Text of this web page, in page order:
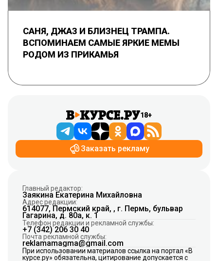
САНЯ, ДЖАЗ И БЛИЗНЕЦ ТРАМПА.
ВСПОМИНАЕМ САМЫЕ ЯРКИЕ МЕМЫ
РОДОМ ИЗ ПРИКАМЬЯ
18+
Заказать рекламу
Главный редактор:
Заякина Екатерина Михайловна
Адрес редакции:
614077, Пермский край, , г. Пермь, бульвар
Гагарина, д. 80а, к. 1
Телефон редакции и рекламной службы:
+7 (342) 206 30 40
Почта рекламной службы:
reklamamagma@gmail.com
При использовании материалов ссылка на портал «В
курсе.ру» обязательна, цитирование допускается с